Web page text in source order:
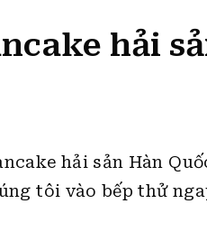
hải
hải sản Hàn
tôi vào bếp thử